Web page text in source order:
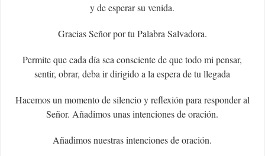
y de esperar su venida.
Gracias Señor por tu Palabra Salvadora.
Permite que cada día sea consciente de que todo mi pensar,
sentir, obrar, deba ir dirigido a la espera de tu llegada
Hacemos un momento de silencio y reflexión para responder al
Señor. Añadimos unas intenciones de oración.
Añadimos nuestras intenciones de oración.